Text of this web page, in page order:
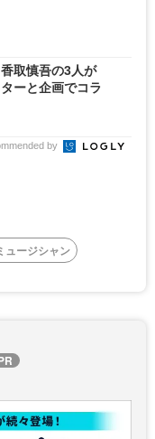
取慎吾の3人が
ーと企画でコラ
by
ュージシャン